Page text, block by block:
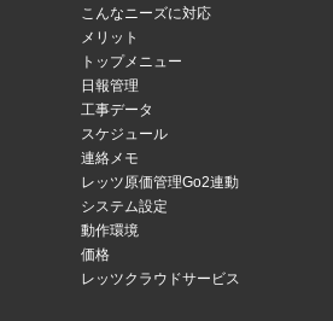
こんなニーズに対応
メリット
トップメニュー
日報管理
工事データ
スケジュール
連絡メモ
レッツ原価管理Go2連動
システム設定
動作環境
価格
レッツクラウドサービス